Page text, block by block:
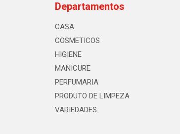
Departamentos
CASA
COSMETICOS
HIGIENE
MANICURE
PERFUMARIA
PRODUTO DE LIMPEZA
VARIEDADES